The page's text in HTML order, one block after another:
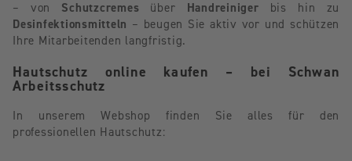
– von Schutzcremes über Handreiniger bis hin zu
Desinfektionsmitteln – beugen Sie aktiv vor und schützen
Ihre Mitarbeitenden langfristig.
Hautschutz online kaufen – bei Schwan
Arbeitsschutz
In unserem Webshop finden Sie alles für den
professionellen Hautschutz: